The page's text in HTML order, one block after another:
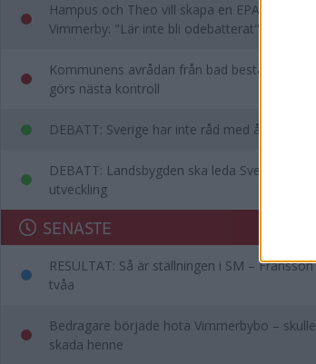
Hampus och Theo vill skapa en EPA-slinga i
Vimmerby: "Lär inte bli odebatterat"
Kommunens avrådan från bad består – då
görs nästa kontroll
DEBATT: Sverige har inte råd med ålderism
DEBATT: Landsbygden ska leda Sveriges
utveckling
SENASTE
RESULTAT: Så är ställningen i SM – Fransson
tvåa
Bedragare började hota Vimmerbybo – skulle
skada henne